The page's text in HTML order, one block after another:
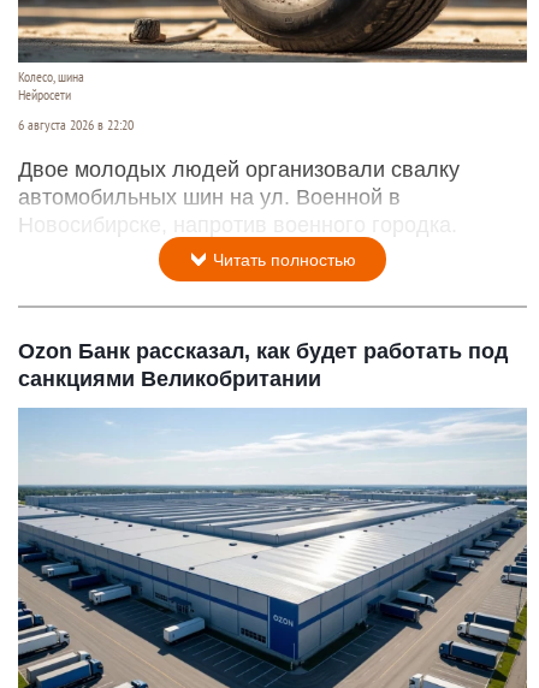
Колесо, шина
Нейросети
6 августа 2026 в 22:20
Двое молодых людей организовали свалку
автомобильных шин на ул. Военной в
Новосибирске, напротив военного городка.
Читать полностью
Ozon Банк рассказал, как будет работать под
санкциями Великобритании